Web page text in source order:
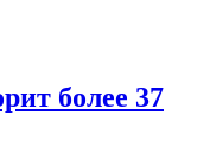
более 37